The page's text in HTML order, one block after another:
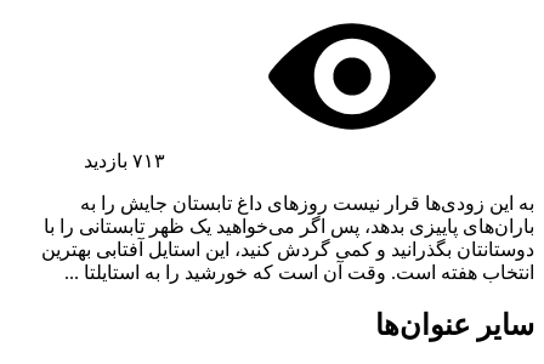
۷۱۳ بازدید
به این زودی‌ها قرار نیست روزهای داغ تابستان جایش را به
باران‌های پاییزی بدهد، پس اگر می‌خواهید یک ظهر تابستانی را با
دوستانتان بگذرانید و کمی گردش کنید، این استایل آفتابی بهترین
انتخاب هفته است. وقت آن است که خورشید را به استایلتا ...
سایر عنوان‌ها